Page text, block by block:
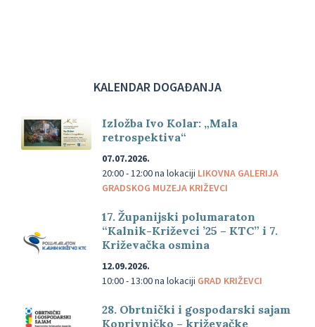
KALENDAR DOGAĐANJA
Izložba Ivo Kolar: „Mala
retrospektiva“
07.07.2026.
20:00 - 12:00na lokaciji LIKOVNA GALERIJA
GRADSKOG MUZEJA KRIŽEVCI
17. Županijski polumaraton
“Kalnik-Križevci ’25 – KTC” i 7.
Križevačka osmina
12.09.2026.
10:00 - 13:00na lokaciji GRAD KRIŽEVCI
28. Obrtnički i gospodarski sajam
Koprivničko – križevačke